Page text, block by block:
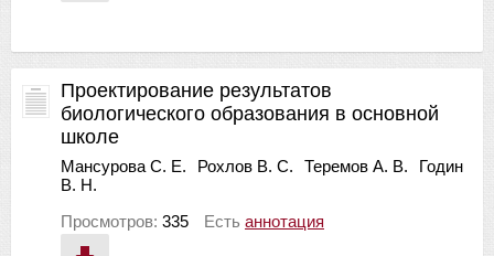
Проектирование результатов
биологического образования в основной
школе
Мансурова С. Е. Рохлов В. С. Теремов А. В.
Годин
В. Н.
Просмотров: 335 Есть аннотация